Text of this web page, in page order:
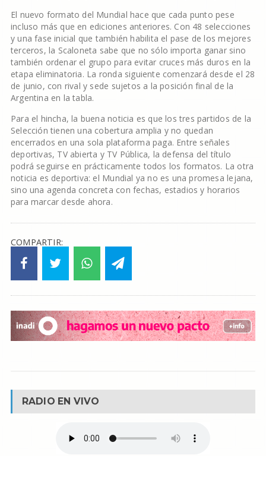
El nuevo formato del Mundial hace que cada punto pese
incluso más que en ediciones anteriores. Con 48 selecciones
y una fase inicial que también habilita el pase de los mejores
terceros, la Scaloneta sabe que no sólo importa ganar sino
también ordenar el grupo para evitar cruces más duros en la
etapa eliminatoria. La ronda siguiente comenzará desde el 28
de junio, con rival y sede sujetos a la posición final de la
Argentina en la tabla.
Para el hincha, la buena noticia es que los tres partidos de la
Selección tienen una cobertura amplia y no quedan
encerrados en una sola plataforma paga. Entre señales
deportivas, TV abierta y TV Pública, la defensa del título
podrá seguirse en prácticamente todos los formatos. La otra
noticia es deportiva: el Mundial ya no es una promesa lejana,
sino una agenda concreta con fechas, estadios y horarios
para marcar desde ahora.
COMPARTIR:
RADIO EN VIVO